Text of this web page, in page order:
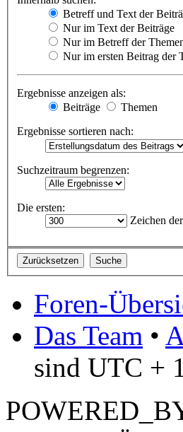
Betreff und Text der
Nur im Text der Beiträge
Nur im Betreff der
Nur im ersten Beitrag der
Ergebnisse anzeigen als:
Beiträge
Themen
Ergebnisse sortieren nach:
Suchzeitraum begrenzen:
Die ersten:
Zeichen
Foren-
Das Team •
sind UTC +